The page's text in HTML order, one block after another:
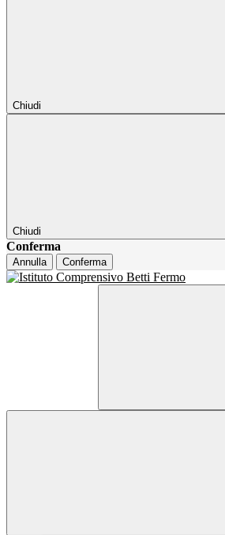
Chiudi
Chiudi
Conferma
Annulla Conferma